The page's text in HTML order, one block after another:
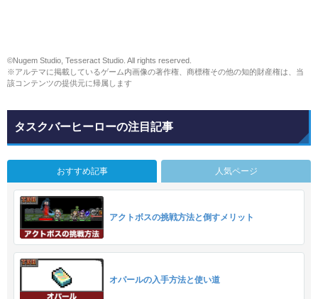
©Nugem Studio, Tesseract Studio. All rights reserved.
※アルテマに掲載しているゲーム内画像の著作権、商標権その他の知的財産権は、当
該コンテンツの提供元に帰属します
タスクバーヒーローの注目記事
おすすめ記事 人気ページ
アクトボスの挑戦方法と倒すメリット
オパールの入手方法と使い道